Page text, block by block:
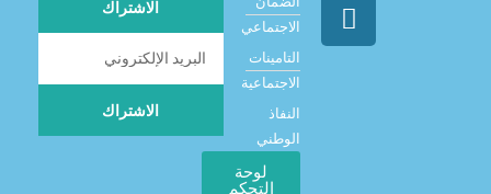
الاجتماعي
التامينات
الاجتماعية
النفاذ
الوطني
لوحة
التحكم
الاشتراك
الاشتراك